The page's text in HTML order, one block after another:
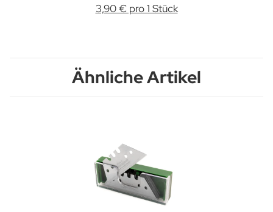
3,90 € pro 1 Stück
Ähnliche Artikel